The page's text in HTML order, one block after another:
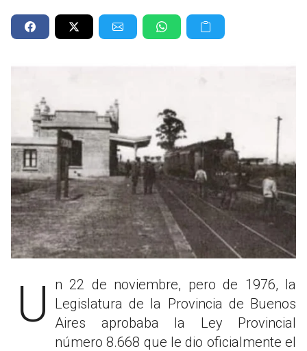
Un 22 de noviembre, pero de 1976, la
Legislatura de la Provincia de Buenos
Aires aprobaba la Ley Provincial
número 8.668 que le dio oficialmente el